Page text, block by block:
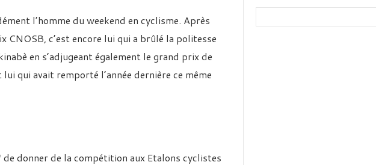
l’homme du weekend en cyclisme. Après
c’est encore lui qui a brûlé la politesse
en s’adjugeant également le grand prix de
qui avait remporté l’année dernière ce même
donner de la compétition aux Etalons cyclistes